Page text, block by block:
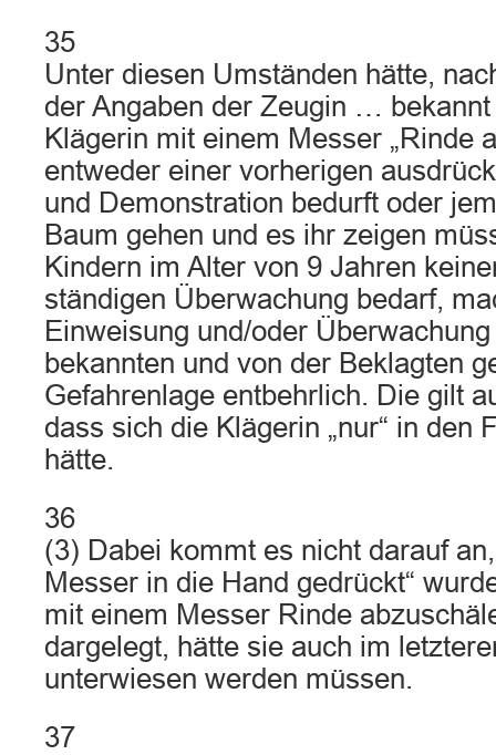
35
Unter diesen Umständen hätte,
der Angaben der Zeugin …
Klägerin mit einem Messer „Rinde
entweder einer vorherigen
und Demonstration bedurft oder
Baum gehen und es ihr zeigen
Kindern im Alter von 9 Jahren
ständigen Überwachung bedarf,
Einweisung und/oder
bekannten und von der Beklagten
Gefahrenlage entbehrlich. Die gilt
dass sich die Klägerin „nur“ in den
hätte.
36
(3) Dabei kommt es nicht darauf
Messer in die Hand gedrückt“
mit einem Messer Rinde
dargelegt, hätte sie auch im
unterwiesen werden müssen.
37